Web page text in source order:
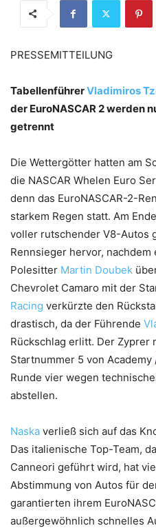
PRESSEMITTEILUNG
TabellenführerVladimiros
der EuroNASCAR 2 werden
getrennt
Die Wettergötter hatten am
die NASCAR Whelen Euro
denn das EuroNASCAR-2-
starkem Regen statt. Am
voller rutschender V8-Autos
Rennsieger hervor, nachdem
Polesitter Martin Doubek
Chevrolet Camaro mit der
Racing verkürzte den
drastisch, da der Führende
Rückschlag erlitt. Der Zyprer
Startnummer 5 von Academy
Runde vier wegen
abstellen.
Naska verließ sich auf das
Das italienische Top-Team,
Canneori geführt wird, hat
Abstimmung von Autos für
garantierten ihrem
außergewöhnlich schnelles